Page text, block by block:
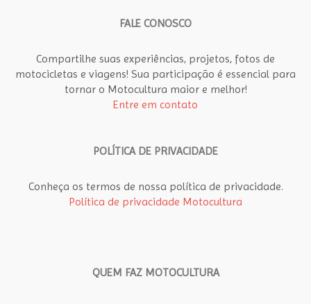
FALE CONOSCO
Compartilhe suas experiências, projetos, fotos de
motocicletas e viagens! Sua participação é essencial para
tornar o Motocultura maior e melhor!
Entre em contato
POLÍTICA DE PRIVACIDADE
Conheça os termos de nossa política de privacidade.
Política de privacidade Motocultura
QUEM FAZ MOTOCULTURA